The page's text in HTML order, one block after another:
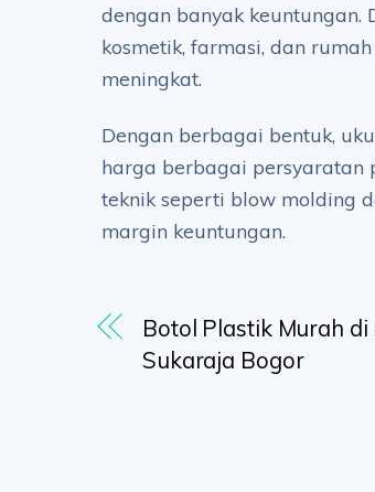
dengan banyak
kosmetik, farmasi, dan
meningkat.
Dengan berbagai bentuk,
harga berbagai persyaratan
teknik seperti blow molding
margin keuntungan.
Botol Plastik Murah di
Sukaraja Bogor